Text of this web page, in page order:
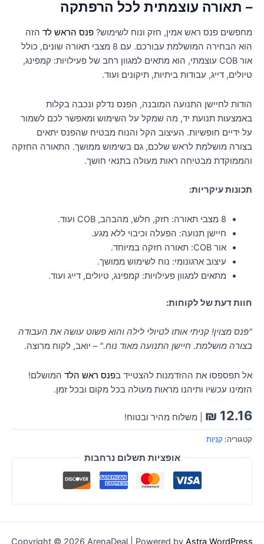
– תאורה עוצמתית לכל הרפתקה
מחפשים פנס ראש אמין, חזק ונוח לשימוש? פנס הראש לד הזה
הוא הבחירה המושלמת עבורכם. עם 8 מצבי תאורה שונים, כולל
אור COB עוצמתי, הוא מתאים למגוון רחב של פעילויות: קמפינג,
טיולים, דייג, עבודות ביתיות, תיקונים ועוד.
הודות לחיישן התנועה המובנה, הפנס נדלק ונכבה בקלות
באמצעות תנועת יד, מה שמקל על השימוש ומאפשר לכם לשמור
על ידיים חופשיות. העיצוב הקל והנוח מבטיח שהפנס יתאים
בצורה מושלמת לראש שלכם, גם בשימוש ממושך. התאורה החזקה
והממוקדת מבטיחה ראות מעולה בתנאי חושך.
תכונות עיקריות:
8 מצבי תאורה: חזק, חלש, מהבהב, COB ועוד.
חיישן תנועה: הפעלה וכיבוי ללא מגע.
אור COB: תאורה חזקה במיוחד.
עיצוב ארגונומי: נוח לשימוש ממושך.
מתאים למגוון פעילויות: קמפינג, טיולים, דייג ועוד.
חוות דעת של לקוחות:
"פנס מצוין! קניתי אותו לטיולי לילה והוא פשוט עושה את העבודה
בצורה מושלמת. חיישן התנועה מאוד נוח." – יואב, לקוח מרוצה.
אל תפספסו את ההזדמנות להצטייד בפנס ראש הלד המושלם!
הזמינו עכשיו ותיהנו מראות מעולה בכל מקום ובכל זמן.
₪ 12.16 | משלוח מהיר ובטוח!
קטגוריה: קניות
אופציות תשלום נרחבות
Copyright © 2026 ArenaDeal | Powered by Astra WordPress